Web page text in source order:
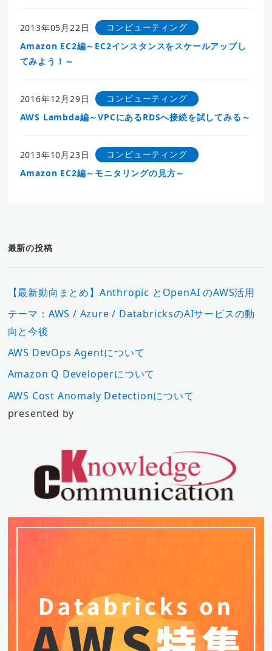
2013年05月22日
コンピューティング
Amazon EC2編～EC2インスタンスをスケールアップし
てみよう！～
2016年12月29日
コンピューティング
AWS Lambda編～VPCにあるRDSへ接続を試してみる～
2013年10月23日
コンピューティング
Amazon EC2編～モニタリングの見方～
最新の投稿
【最新動向まとめ】Anthropic とOpenAI のAWS活用
テーマ：AWS / Azure / DatabricksのAIサービスの動
向と今後
AWS DevOps Agentについて
Amazon Q Developerについて
AWS Cost Anomaly Detectionについて
presented by